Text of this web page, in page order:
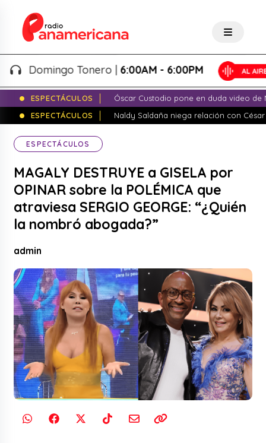
Domingo Tonero |6:00AM - 6:00PM
ESPECTÁCULOS
Óscar Custodio pone en duda video de
ESPECTÁCULOS
Naldy Saldaña niega relación con
ESPECTÁCULOS
MAGALY DESTRUYE a GISELA por
OPINAR sobre la POLÉMICA que
atraviesa SERGIO GEORGE: “¿Quién
la nombró abogada?”
admin